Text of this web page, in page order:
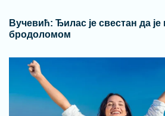
Вучевић: Ђилас је свестан да
бродоломом